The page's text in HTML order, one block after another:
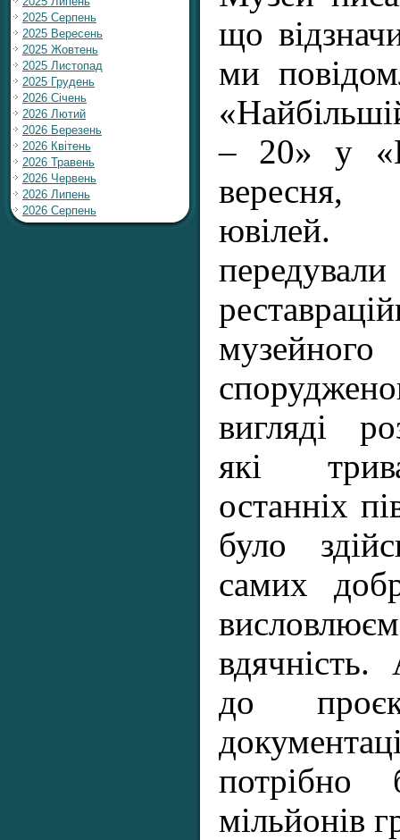
2025 Серпень
2025 Вересень
2025 Жовтень
2025 Листопад
2025 Грудень
2026 Січень
2026 Лютий
2026 Березень
2026 Квітень
2026 Травень
2026 Червень
2026 Липень
2026 Серпень
що
ми
– 20» у
вересня,
ювілей.
вигляді
які
останніх
було
самих
вдячність.
до
мільйонів